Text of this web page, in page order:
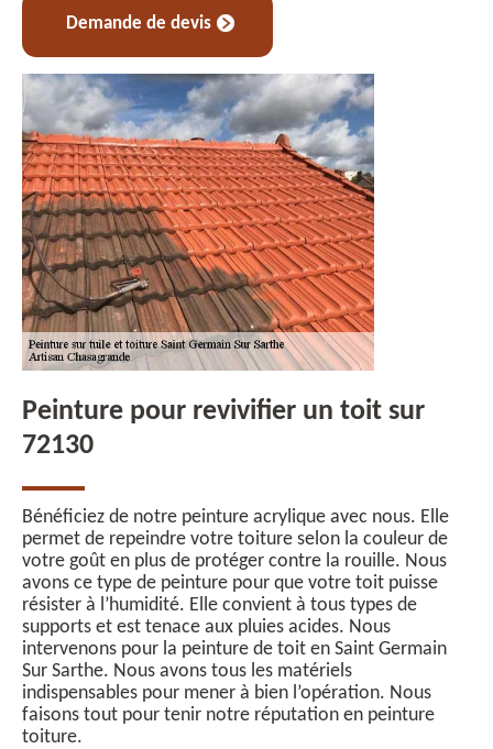
Demande de devis
Peinture pour revivifier un toit sur
72130
Bénéficiez de notre peinture acrylique avec nous. Elle
permet de repeindre votre toiture selon la couleur de
votre goût en plus de protéger contre la rouille. Nous
avons ce type de peinture pour que votre toit puisse
résister à l’humidité. Elle convient à tous types de
supports et est tenace aux pluies acides. Nous
intervenons pour la peinture de toit en Saint Germain
Sur Sarthe. Nous avons tous les matériels
indispensables pour mener à bien l’opération. Nous
faisons tout pour tenir notre réputation en peinture
toiture.